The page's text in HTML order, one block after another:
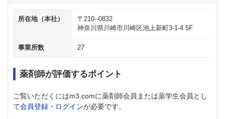
所在地（本社）
〒210--0832
神奈川県川崎市川崎区池上新町3-1-4 5F
事業所数 27
薬剤師が評価するポイント
ご覧いただくにはm3.comに薬剤師会員または薬学生会員とし
て会員登録・ログインが必要です。